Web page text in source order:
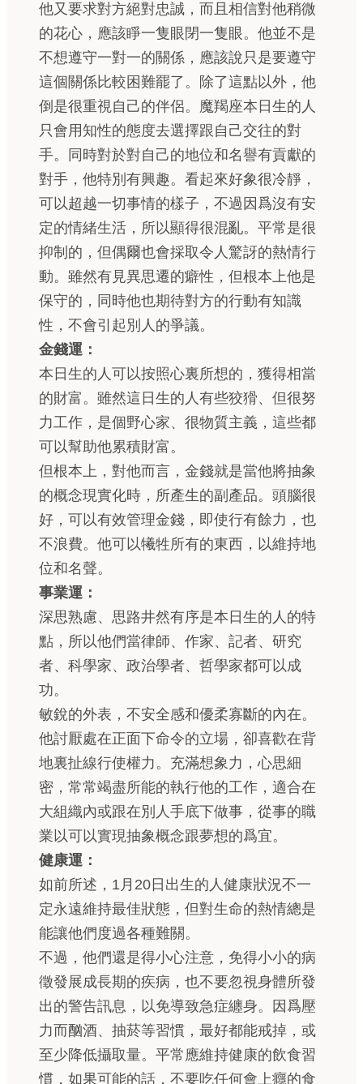
他又要求對方絕對忠誠，而且相信對他稍微
的花心，應該睜一隻眼閉一隻眼。他並不是
不想遵守一對一的關係，應該說只是要遵守
這個關係比較困難罷了。除了這點以外，他
倒是很重視自己的伴侶。魔羯座本日生的人
只會用知性的態度去選擇跟自己交往的對
手。同時對於對自己的地位和名譽有貢獻的
對手，他特別有興趣。看起來好象很冷靜，
可以超越一切事情的樣子，不過因爲沒有安
定的情緒生活，所以顯得很混亂。平常是很
抑制的，但偶爾也會採取令人驚訝的熱情行
動。雖然有見異思遷的癖性，但根本上他是
保守的，同時他也期待對方的行動有知識
性，不會引起別人的爭議。
金錢運：
本日生的人可以按照心裏所想的，獲得相當
的財富。雖然這日生的人有些狡猾、但很努
力工作，是個野心家、很物質主義，這些都
可以幫助他累積財富。
但根本上，對他而言，金錢就是當他將抽象
的概念現實化時，所產生的副產品。頭腦很
好，可以有效管理金錢，即使行有餘力，也
不浪費。他可以犧牲所有的東西，以維持地
位和名聲。
事業運：
深思熟慮、思路井然有序是本日生的人的特
點，所以他們當律師、作家、記者、研究
者、科學家、政治學者、哲學家都可以成
功。
敏銳的外表，不安全感和優柔寡斷的內在。
他討厭處在正面下命令的立場，卻喜歡在背
地裏扯線行使權力。充滿想象力，心思細
密，常常竭盡所能的執行他的工作，適合在
大組織內或跟在別人手底下做事，從事的職
業以可以實現抽象概念跟夢想的爲宜。
健康運：
如前所述，1月20日出生的人健康狀況不一
定永遠維持最佳狀態，但對生命的熱情總是
能讓他們度過各種難關。
不過，他們還是得小心注意，免得小小的病
徵發展成長期的疾病，也不要忽視身體所發
出的警告訊息，以免導致急症纏身。因爲壓
力而酗酒、抽菸等習慣，最好都能戒掉，或
至少降低攝取量。平常應維持健康的飲食習
慣，如果可能的話，不要吃任何會上癮的食